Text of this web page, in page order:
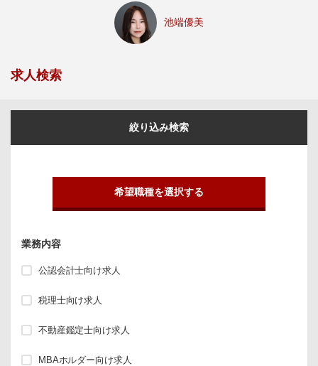
池端優美
求人検索
絞り込み検索
希望職種を選択する
業務内容
公認会計士向け求人
税理士向け求人
不動産鑑定士向け求人
MBAホルダー向け求人